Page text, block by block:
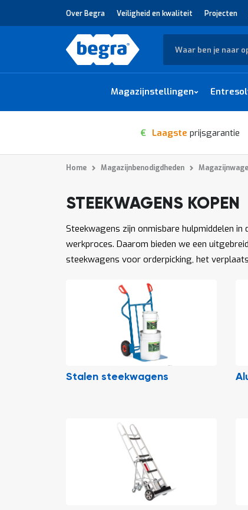
Over Begra Veiligheid en kwaliteit Projecten
Zoek
Magazijnstellingen
€ Laagste prijsgarantie
Home Magazijnbenodigdheden
STEEKWAGENS KOPEN
Steekwagens zijn onmisbare hulpmiddelen
werkproces. Daarom bieden we een
steekwagens voor orderpicking, het
Stalen steekwagens